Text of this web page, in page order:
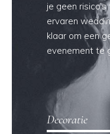
je geen
ervaren
klaar om een
evenement te
Decoratie